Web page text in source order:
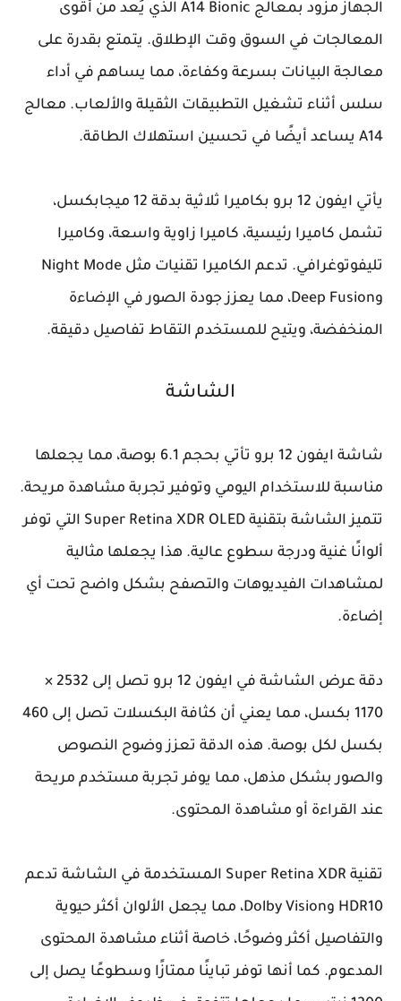
الجهاز مزود بمعالج A14 Bionic الذي يُعد من أقوى
المعالجات في السوق وقت الإطلاق. يتمتع بقدرة على
معالجة البيانات بسرعة وكفاءة، مما يساهم في أداء
سلس أثناء تشغيل التطبيقات الثقيلة والألعاب. معالج
A14 يساعد أيضًا في تحسين استهلاك الطاقة.
يأتي ايفون 12 برو بكاميرا ثلاثية بدقة 12 ميجابكسل،
تشمل كاميرا رئيسية، كاميرا زاوية واسعة، وكاميرا
تليفوتوغرافي. تدعم الكاميرا تقنيات مثل Night Mode
وDeep Fusion، مما يعزز جودة الصور في الإضاءة
المنخفضة، ويتيح للمستخدم التقاط تفاصيل دقيقة.
الشاشة
شاشة ايفون 12 برو تأتي بحجم 6.1 بوصة، مما يجعلها
مناسبة للاستخدام اليومي وتوفير تجربة مشاهدة مريحة.
تتميز الشاشة بتقنية Super Retina XDR OLED التي توفر
ألوانًا غنية ودرجة سطوع عالية. هذا يجعلها مثالية
لمشاهدات الفيديوهات والتصفح بشكل واضح تحت أي
إضاءة.
دقة عرض الشاشة في ايفون 12 برو تصل إلى 2532 ×
1170 بكسل، مما يعني أن كثافة البكسلات تصل إلى 460
بكسل لكل بوصة. هذه الدقة تعزز وضوح النصوص
والصور بشكل مذهل، مما يوفر تجربة مستخدم مريحة
عند القراءة أو مشاهدة المحتوى.
تقنية Super Retina XDR المستخدمة في الشاشة تدعم
HDR10 وDolby Vision، مما يجعل الألوان أكثر حيوية
والتفاصيل أكثر وضوحًا، خاصة أثناء مشاهدة المحتوى
المدعوم. كما أنها توفر تباينًا ممتازًا وسطوعًا يصل إلى